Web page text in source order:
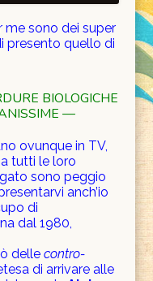
me sono dei super
presento quello di
BIOLOGICHE
—
ovunque in TV,
tutti le loro
sono peggio
anch’io
di
dal 1980,
dellecontro-
di arrivare alle